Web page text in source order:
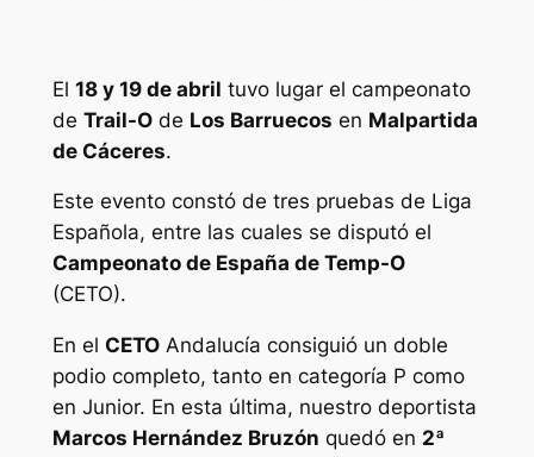
El 18 y 19 de abril tuvo lugar el campeonato
de Trail-Ode Los Barruecos en Malpartida
de Cáceres.
Este evento constó de tres pruebas de Liga
Española, entre las cuales se disputó el
Campeonato de España de Temp-O
(CETO).
En el CETOAndalucía consiguió un doble
podio completo, tanto en categoría P como
en Junior. En esta última, nuestro deportista
Marcos Hernández Bruzón quedó en 2ª